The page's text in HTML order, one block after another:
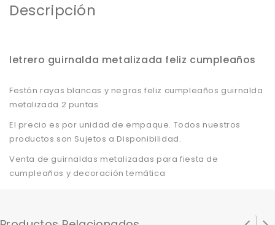
Descripción
letrero guirnalda metalizada feliz cumpleaños
Festón rayas blancas y negras feliz cumpleaños guirnalda
metalizada 2 puntas
El precio es por unidad de empaque. Todos nuestros
productos son Sujetos a Disponibilidad.
Venta de guirnaldas metalizadas para fiesta de
cumpleaños y decoración temática